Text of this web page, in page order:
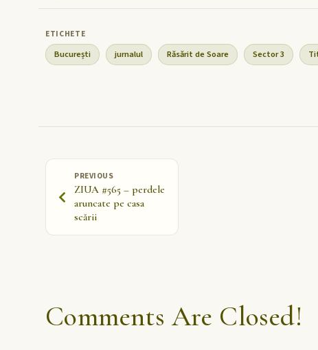
București jurnalul Răsărit de Soare Sector 3
PREVIOUS
ZIUA #565 – perdele
aruncate pe casa
scării
Comments Are Closed!